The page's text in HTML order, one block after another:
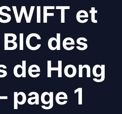
et
des
de Hong
page 1